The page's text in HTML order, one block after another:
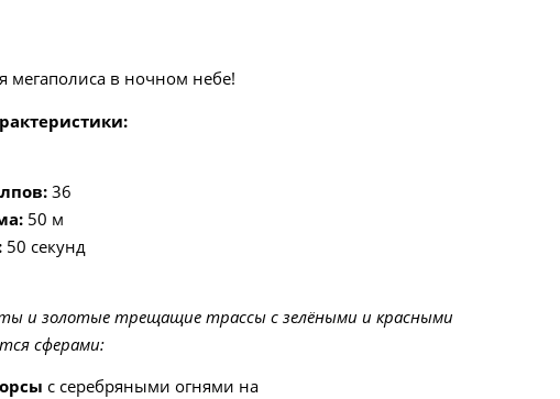
мегаполиса в ночном небе!
36
50 м
50 секунд
и золотые трещащие трассы с зелёными и красными
сферами:
с серебряными огнями на